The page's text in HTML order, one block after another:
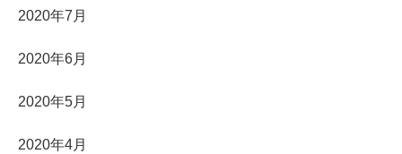
2020年7月
2020年6月
2020年5月
2020年4月